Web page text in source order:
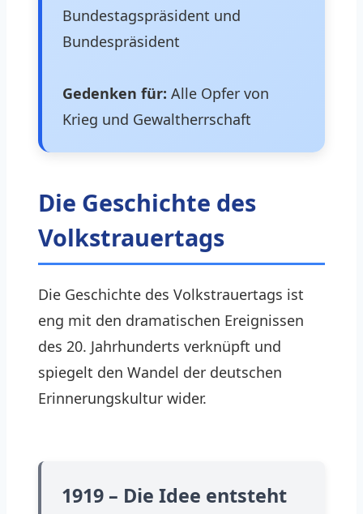
Bundestagspräsident und
Bundespräsident
Gedenken für: Alle Opfer von
Krieg und Gewaltherrschaft
Die Geschichte des
Volkstrauertags
Die Geschichte des Volkstrauertags ist
eng mit den dramatischen Ereignissen
des 20. Jahrhunderts verknüpft und
spiegelt den Wandel der deutschen
Erinnerungskultur wider.
1919 – Die Idee entsteht